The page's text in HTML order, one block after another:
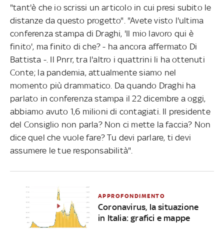
"tant'è che io scrissi un articolo in cui presi subito le
distanze da questo progetto". "Avete visto l'ultima
conferenza stampa di Draghi, 'Il mio lavoro qui è
finito', ma finito di che? - ha ancora affermato Di
Battista -. Il Pnrr, tra l'altro i quattrini li ha ottenuti
Conte; la pandemia, attualmente siamo nel
momento più drammatico. Da quando Draghi ha
parlato in conferenza stampa il 22 dicembre a oggi,
abbiamo avuto 1,6 milioni di contagiati. Il presidente
del Consiglio non parla? Non ci mette la faccia? Non
dice quel che vuole fare? Tu devi parlare, ti devi
assumere le tue responsabilità".
APPROFONDIMENTO
Coronavirus, la situazione
in Italia: grafici e mappe